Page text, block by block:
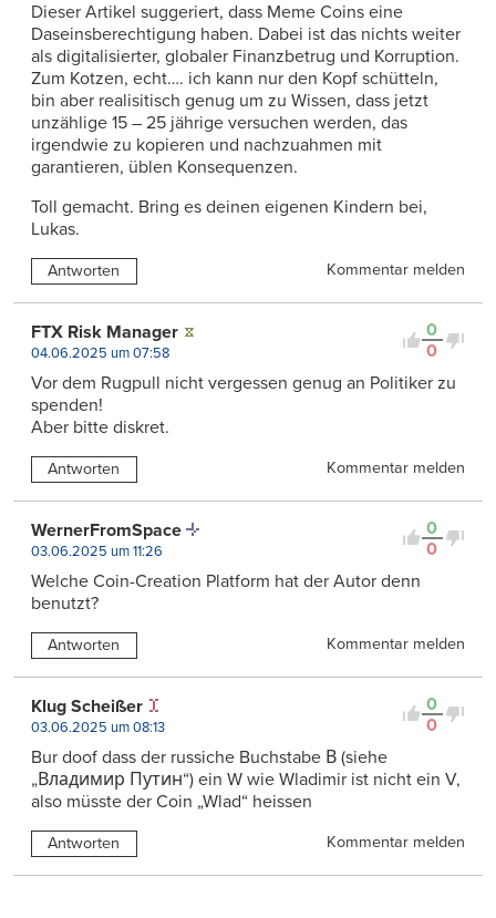
Dieser Artikel suggeriert, dass Meme Coins eine
Daseinsberechtigung haben. Dabei ist das nichts weiter
als digitalisierter, globaler Finanzbetrug und Korruption.
Zum Kotzen, echt…. ich kann nur den Kopf schütteln,
bin aber realisitisch genug um zu Wissen, dass jetzt
unzählige 15 – 25 jährige versuchen werden, das
irgendwie zu kopieren und nachzuahmen mit
garantieren, üblen Konsequenzen.
Toll gemacht. Bring es deinen eigenen Kindern bei,
Lukas.
Antworten Kommentar melden
0
0
FTX Risk Manager
04.06.2025 um 07:58
Vor dem Rugpull nicht vergessen genug an Politiker zu
spenden!
Aber bitte diskret.
Antworten Kommentar melden
0
0
WernerFromSpace
03.06.2025 um 11:26
Welche Coin-Creation Platform hat der Autor denn
benutzt?
Antworten Kommentar melden
0
0
Klug Scheißer
03.06.2025 um 08:13
Bur doof dass der russiche Buchstabe В (siehe
„Владимир Путин“) ein W wie Wladimir ist nicht ein V,
also müsste der Coin „Wlad“ heissen
Antworten Kommentar melden